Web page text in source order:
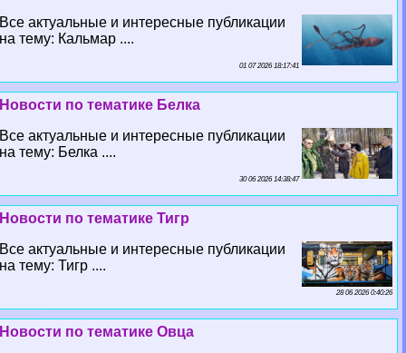
Все актуальные и интересные публикации
на тему: Кальмар ....
01 07 2026 18:17:41
Новости по тематике Белка
Все актуальные и интересные публикации
на тему: Белка ....
30 06 2026 14:38:47
Новости по тематике Тигр
Все актуальные и интересные публикации
на тему: Тигр ....
28 06 2026 0:40:26
Новости по тематике Овца